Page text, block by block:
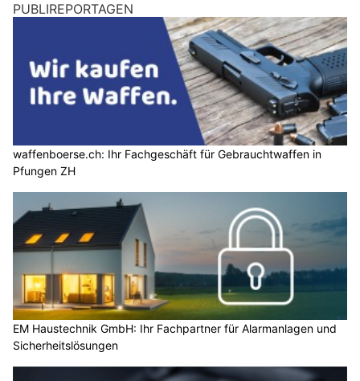
PUBLIREPORTAGEN
waffenboerse.ch: Ihr Fachgeschäft für Gebrauchtwaffen in
Pfungen ZH
EM Haustechnik GmbH: Ihr Fachpartner für Alarmanlagen und
Sicherheitslösungen